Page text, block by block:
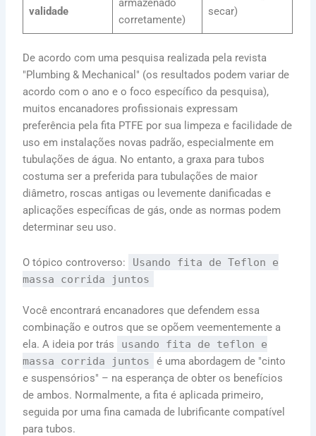
validade
armazenado
corretamente)
secar)
De acordo com uma pesquisa realizada pela revista
"Plumbing & Mechanical" (os resultados podem variar de
acordo com o ano e o foco específico da pesquisa),
muitos encanadores profissionais expressam
preferência pela fita PTFE por sua limpeza e facilidade de
uso em instalações novas padrão, especialmente em
tubulações de água. No entanto, a graxa para tubos
costuma ser a preferida para tubulações de maior
diâmetro, roscas antigas ou levemente danificadas e
aplicações específicas de gás, onde as normas podem
determinar seu uso.
O tópico controverso:
Usando fita de Teflon e
massa corrida juntos
Você encontrará encanadores que defendem essa
combinação e outros que se opõem veementemente a
ela. A ideia por trás
usando fita de teflon e
massa corrida juntos
é uma abordagem de "cinto
e suspensórios" – na esperança de obter os benefícios
de ambos. Normalmente, a fita é aplicada primeiro,
seguida por uma fina camada de lubrificante compatível
para tubos.